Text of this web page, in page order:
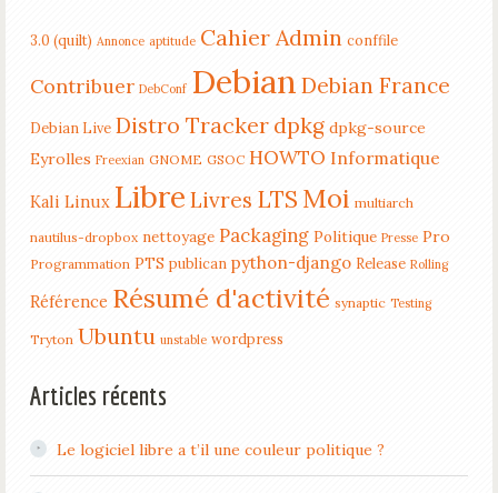
3.0 (quilt) Annonce aptitude Cahier Admin conffile
Contribuer DebConf Debian Debian France
Debian Live Distro Tracker dpkg dpkg-source
Eyrolles Freexian GNOME GSOC HOWTO Informatique
Kali Linux Libre Livres LTS Moi multiarch
nautilus-dropbox nettoyage Packaging Politique Presse Pro
Programmation PTS publican python-django Release Rolling
Référence Résumé d'activité synaptic Testing
Tryton Ubuntu unstable wordpress
Articles récents
Le logiciel libre a t’il une couleur politique ?